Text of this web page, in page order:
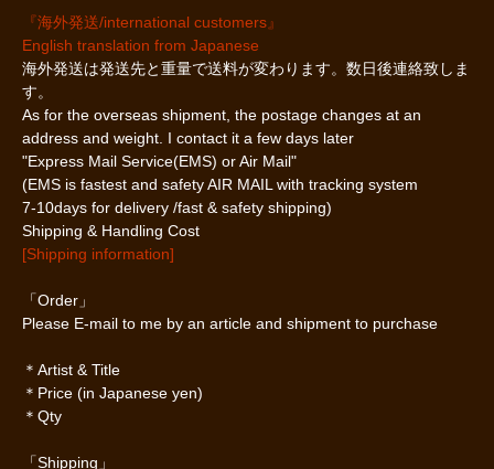
『海外発送/international customers』
English translation from Japanese
海外発送は発送先と重量で送料が変わります。数日後連絡致しま
す。
As for the overseas shipment, the postage changes at an
address and weight. I contact it a few days later
"Express Mail Service(EMS) or Air Mail"
(EMS is fastest and safety AIR MAIL with tracking system
7-10days for delivery /fast & safety shipping)
Shipping & Handling Cost
[Shipping information]
「Order」
Please E-mail to me by an article and shipment to purchase
＊Artist & Title
＊Price (in Japanese yen)
＊Qty
「Shipping」